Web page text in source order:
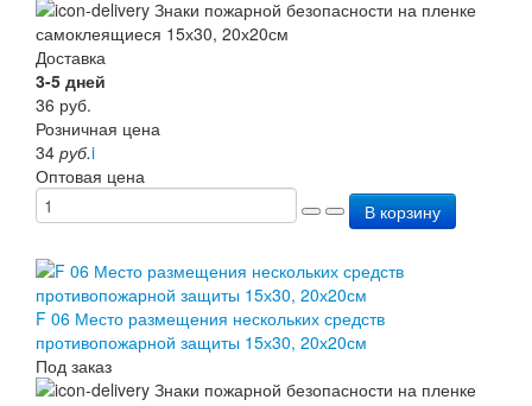
Доставка
3-5 дней
36 руб.
Розничная цена
34 руб.i
Оптовая цена
В корзину
F 06 Место размещения нескольких средств
противопожарной защиты 15х30, 20х20см
Под заказ